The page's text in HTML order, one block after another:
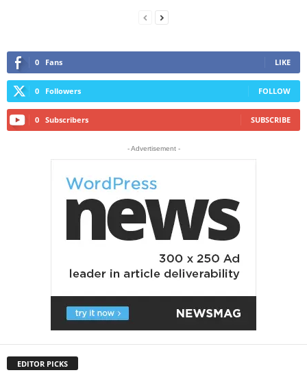
0 Fans LIKE
0 Followers FOLLOW
0 Subscribers SUBSCRIBE
- Advertisement -
EDITOR PICKS